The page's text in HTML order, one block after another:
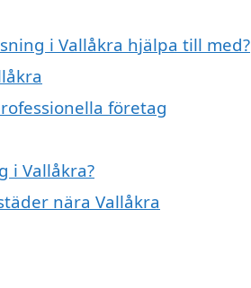
i Vallåkra hjälpa till med?
företag
i Vallåkra?
nära Vallåkra